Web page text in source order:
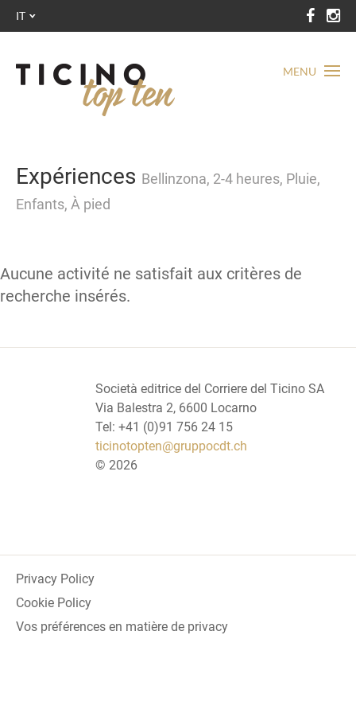
MENU
IT
Expériences Bellinzona, 2-4 heures, Pluie,
Enfants, À pied
Aucune activité ne satisfait aux critères de
recherche insérés.
Società editrice del Corriere del Ticino SA
Via Balestra 2, 6600 Locarno
Tel: +41 (0)91 756 24 15
ticinotopten@gruppocdt.ch
© 2026
Privacy Policy
Cookie Policy
Vos préférences en matière de privacy